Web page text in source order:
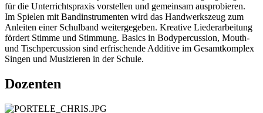
für die Unterrichtspraxis vorstellen und gemeinsam ausprobieren.
Im Spielen mit Bandinstrumenten wird das Handwerkszeug zum
Anleiten einer Schulband weitergegeben. Kreative Liederarbeitung
fördert Stimme und Stimmung. Basics in Bodypercussion, Mouth-
und Tischpercussion sind erfrischende Additive im Gesamtkomplex
Singen und Musizieren in der Schule.
Dozenten